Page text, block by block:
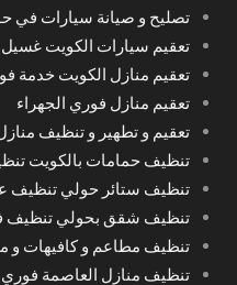
تصليح و صيانة سيارات في
تعقيم سيارات الكويت غسيل
تعقيم منازل الكويت خدمة
تعقيم منازل فوري الجهراء
تعقيم و تطهير و تنظيف
تنظيف حمامات بالكويت
تنظيف ستائر حولي تنظيف
تنظيف شقق بحولي تنظيف
تنظيف مطاعم و كافيهات
تنظيف منازل العاصمة فوري